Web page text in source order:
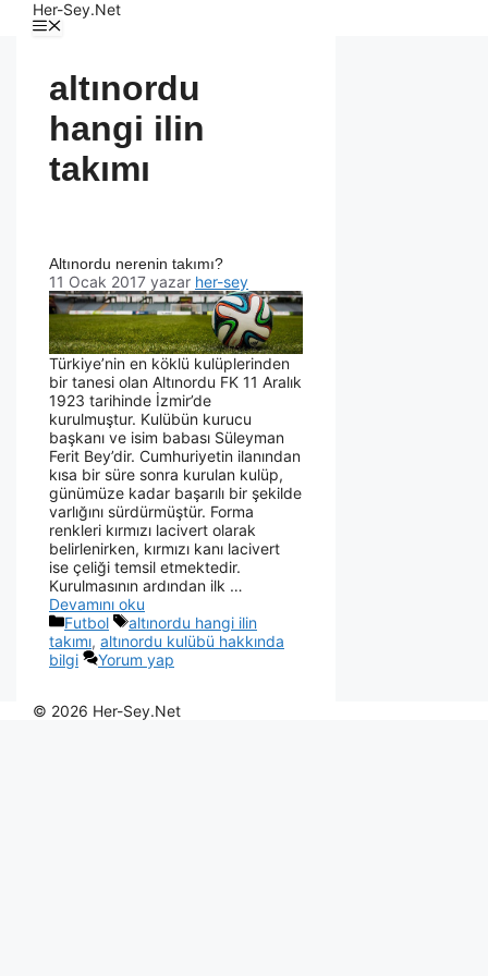
Her-Sey.Net
altınordu
hangi ilin
takımı
Altınordu nerenin takımı?
11 Ocak 2017 yazar her-sey
Türkiye’nin en köklü kulüplerinden
bir tanesi olan Altınordu FK 11 Aralık
1923 tarihinde İzmir’de
kurulmuştur. Kulübün kurucu
başkanı ve isim babası Süleyman
Ferit Bey’dir. Cumhuriyetin ilanından
kısa bir süre sonra kurulan kulüp,
günümüze kadar başarılı bir şekilde
varlığını sürdürmüştür. Forma
renkleri kırmızı lacivert olarak
belirlenirken, kırmızı kanı lacivert
ise çeliği temsil etmektedir.
Kurulmasının ardından ilk …
Devamını oku
Futbol
altınordu hangi ilin
takımı, altınordu kulübü hakkında
bilgi
Yorum yap
© 2026 Her-Sey.Net